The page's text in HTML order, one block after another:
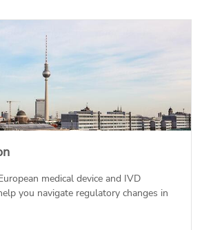
medical device and IVD
you navigate regulatory changes in